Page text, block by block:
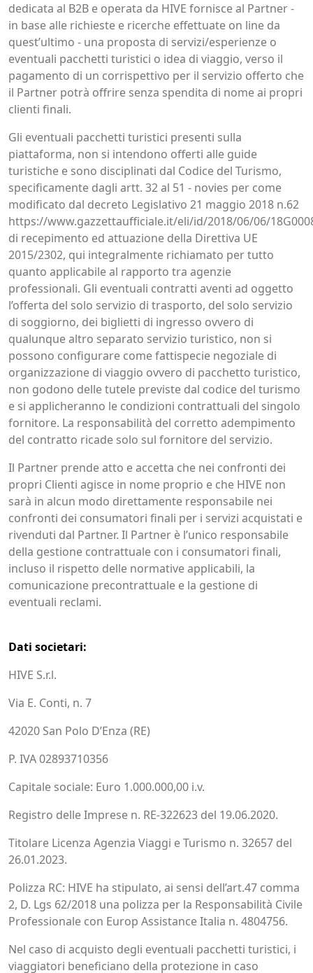
dedicata al B2B e operata da HIVE fornisce al Partner -
in base alle richieste e ricerche effettuate on line da
quest’ultimo - una proposta di servizi/esperienze o
eventuali pacchetti turistici o idea di viaggio, verso il
pagamento di un corrispettivo per il servizio offerto che
il Partner potrà offrire senza spendita di nome ai propri
clienti finali.
Gli eventuali pacchetti turistici presenti sulla
piattaforma, non si intendono offerti alle guide
turistiche e sono disciplinati dal Codice del Turismo,
specificamente dagli artt. 32 al 51 - novies per come
modificato dal decreto Legislativo 21 maggio 2018 n.62
https://www.gazzettaufficiale.it/eli/id/2018/06/06/
di recepimento ed attuazione della Direttiva UE
2015/2302, qui integralmente richiamato per tutto
quanto applicabile al rapporto tra agenzie
professionali. Gli eventuali contratti aventi ad oggetto
l’offerta del solo servizio di trasporto, del solo servizio
di soggiorno, dei biglietti di ingresso ovvero di
qualunque altro separato servizio turistico, non si
possono configurare come fattispecie negoziale di
organizzazione di viaggio ovvero di pacchetto turistico,
non godono delle tutele previste dal codice del turismo
e si applicheranno le condizioni contrattuali del singolo
fornitore. La responsabilità del corretto adempimento
del contratto ricade solo sul fornitore del servizio.
Il Partner prende atto e accetta che nei confronti dei
propri Clienti agisce in nome proprio e che HIVE non
sarà in alcun modo direttamente responsabile nei
confronti dei consumatori finali per i servizi acquistati e
rivenduti dal Partner. Il Partner è l’unico responsabile
della gestione contrattuale con i consumatori finali,
incluso il rispetto delle normative applicabili, la
comunicazione precontrattuale e la gestione di
eventuali reclami.
Dati societari:
HIVE S.r.l.
Via E. Conti, n. 7
42020 San Polo D’Enza (RE)
P. IVA 02893710356
Capitale sociale: Euro 1.000.000,00 i.v.
Registro delle Imprese n. RE-322623 del 19.06.2020.
Titolare Licenza Agenzia Viaggi e Turismo n. 32657 del
26.01.2023.
Polizza RC: HIVE ha stipulato, ai sensi dell’art.47 comma
2, D. Lgs 62/2018 una polizza per la Responsabilità Civile
Professionale con Europ Assistance Italia n. 4804756.
Nel caso di acquisto degli eventuali pacchetti turistici, i
viaggiatori beneficiano della protezione in caso